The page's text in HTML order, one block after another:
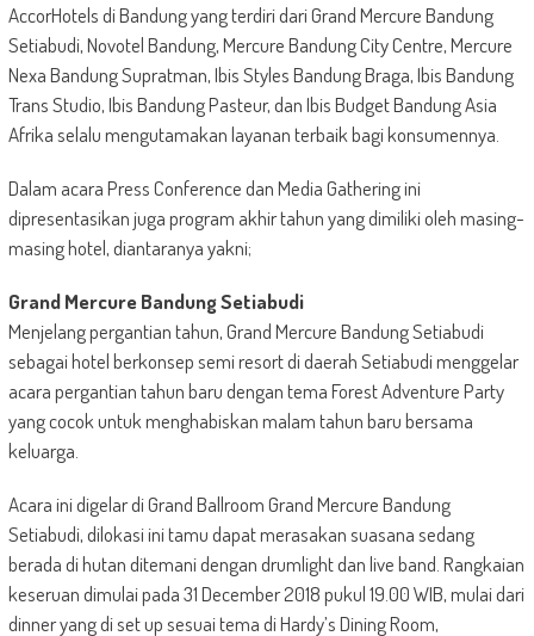
AccorHotels di Bandung yang terdiri dari Grand Mercure Bandung
Setiabudi, Novotel Bandung, Mercure Bandung City Centre, Mercure
Nexa Bandung Supratman, Ibis Styles Bandung Braga, Ibis Bandung
Trans Studio, Ibis Bandung Pasteur, dan Ibis Budget Bandung Asia
Afrika selalu mengutamakan layanan terbaik bagi konsumennya.
Dalam acara Press Conference dan Media Gathering ini
dipresentasikan juga program akhir tahun yang dimiliki oleh masing-
masing hotel, diantaranya yakni;
Grand Mercure Bandung Setiabudi
Menjelang pergantian tahun, Grand Mercure Bandung Setiabudi
sebagai hotel berkonsep semi resort di daerah Setiabudi menggelar
acara pergantian tahun baru dengan tema Forest Adventure Party
yang cocok untuk menghabiskan malam tahun baru bersama
keluarga.
Acara ini digelar di Grand Ballroom Grand Mercure Bandung
Setiabudi, dilokasi ini tamu dapat merasakan suasana sedang
berada di hutan ditemani dengan drumlight dan live band. Rangkaian
keseruan dimulai pada 31 December 2018 pukul 19.00 WIB, mulai dari
dinner yang di set up sesuai tema di Hardy’s Dining Room,